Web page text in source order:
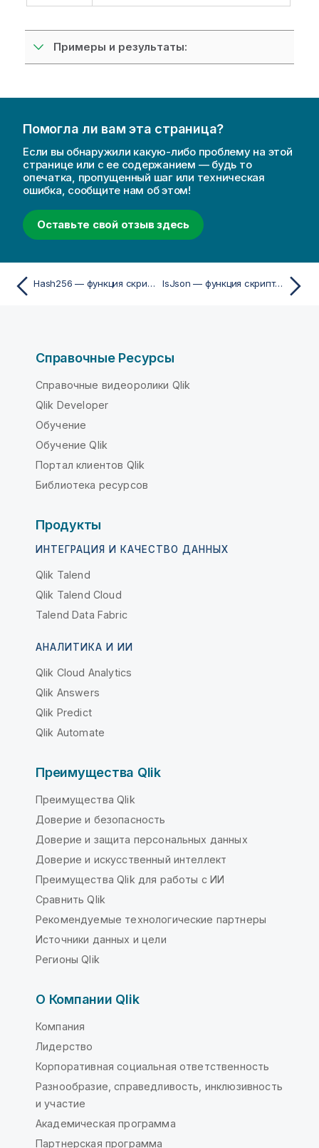
е
н
р
а
ц
и
и
Примеры и результаты:
Помогла ли вам эта страница?
Если вы обнаружили какую-либо проблему на этой
странице или с ее содержанием — будь то
опечатка, пропущенный шаг или техническая
ошибка, сообщите нам об этом!
Оставьте свой отзыв здесь
Hash256 — функция скриптa и диаграммы IsJson — функция скриптa и диаграммы
Справочные Ресурсы
Справочные видеоролики Qlik
Qlik Developer
Обучение
Обучение Qlik
Портал клиентов Qlik
Библиотека ресурсов
Продукты
ИНТЕГРАЦИЯ И КАЧЕСТВО ДАННЫХ
Qlik Talend
Qlik Talend Cloud
Talend Data Fabric
АНАЛИТИКА И ИИ
Qlik Cloud Analytics
Qlik Answers
Qlik Predict
Qlik Automate
Преимущества Qlik
Преимущества Qlik
Доверие и безопасность
Доверие и защита персональных данных
Доверие и искусственный интеллект
Преимущества Qlik для работы с ИИ
Сравнить Qlik
Рекомендуемые технологические партнеры
Источники данных и цели
Регионы Qlik
О Компании Qlik
Компания
Лидерство
Корпоративная социальная ответственность
Разнообразие, справедливость, инклюзивность
и участие
Академическая программа
Партнерская программа